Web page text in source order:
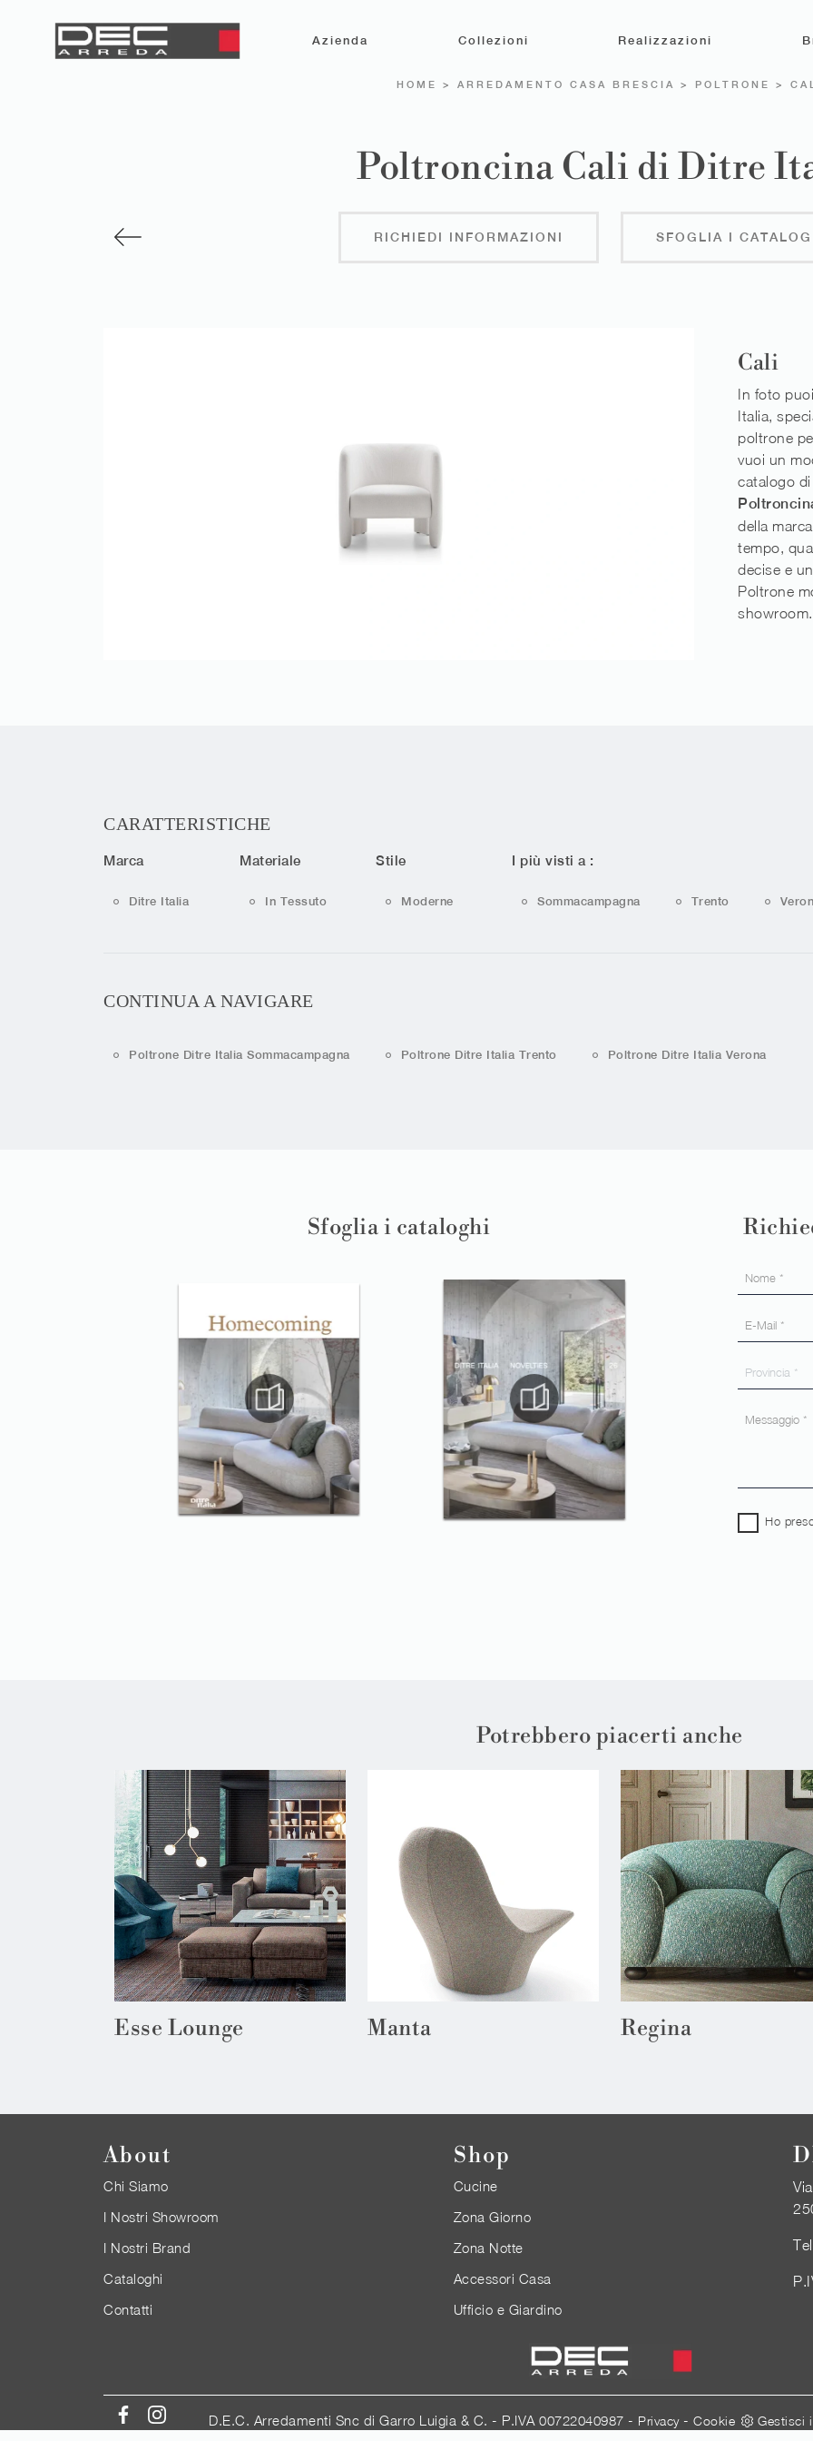
Azienda Collezioni Realizzazioni
HOME > ARREDAMENTO CASA BRESCIA > POLTRONE >
Poltroncina Cali di Ditre
RICHIEDI INFORMAZIONI SFOGLIA I
Cali
In foto
Italia,
poltrone
vuoi un
catalogo
della
tempo,
decise e
Poltrone
showroom.
CARATTERISTICHE
Marca
Ditre Italia
Materiale
In Tessuto
Stile
Moderne
I più visti a :
Sommacampagna Trento
CONTINUA A NAVIGARE
Poltrone Ditre Italia Sommacampagna Poltrone Ditre Italia Trento Poltrone Ditre Italia Verona
Sfoglia i cataloghi
Ho
Potrebbero piacerti anche
Esse Lounge Manta Regina
About
Chi Siamo
I Nostri Showroom
I Nostri Brand
Cataloghi
Contatti
Shop
Cucine
Zona Giorno
Zona Notte
Accessori Casa
Ufficio e Giardino
D.E.C. Arredamenti Snc di Garro Luigia & C. - P.IVA 00722040987 - Privacy- Cookie Gestisci